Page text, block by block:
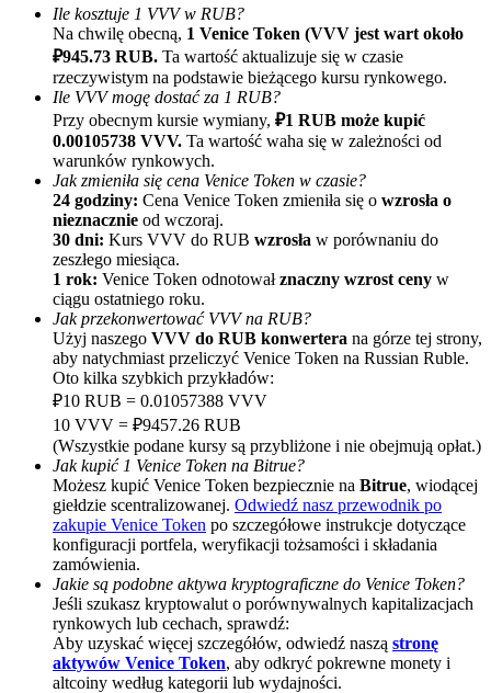
Polecaj
Zaproś przyjaciela, aby otrzymać nagrody pieniężne
BTC Welcome Rewards
BTC Welcome Rewards
Deposit & Trade BTC to Share 25000 USDT prize pool!
Deposit CASHCAT & Win
Share 500000 CASHCAT prize pool
Exclusive for BitMart Users
Register & Trade to Win 500,000 USDT
Ile kosztuje 1 VVV w RUB?
Na chwilę obecną, 1 Venice Token (VVV jest wart około
₽945.73 RUB. Ta wartość aktualizuje się w czasie
rzeczywistym na podstawie bieżącego kursu rynkowego.
Ile VVV mogę dostać za 1 RUB?
Przy obecnym kursie wymiany, ₽1 RUB może kupić
0.00105738 VVV. Ta wartość waha się w zależności od
warunków rynkowych.
Jak zmieniła się cena Venice Token w czasie?
24 godziny: Cena Venice Token zmieniła się o wzrosła o
nieznacznie od wczoraj.
30 dni: Kurs VVV do RUB wzrosła w porównaniu do
zeszłego miesiąca.
1 rok: Venice Token odnotowałznaczny wzrost ceny w
ciągu ostatniego roku.
Jak przekonwertować VVV na RUB?
Użyj naszego VVV do RUB konwertera na górze tej strony,
aby natychmiast przeliczyć Venice Token na Russian Ruble.
Oto kilka szybkich przykładów:
₽10 RUB = 0.01057388 VVV
10 VVV = ₽9457.26 RUB
(Wszystkie podane kursy są przybliżone i nie obejmują opłat.)
Jak kupić 1 Venice Token na Bitrue?
Możesz kupić Venice Token bezpiecznie na Bitrue, wiodącej
giełdzie scentralizowanej. Odwiedź nasz przewodnik po
zakupie Venice Token po szczegółowe instrukcje dotyczące
konfiguracji portfela, weryfikacji tożsamości i składania
zamówienia.
Jakie są podobne aktywa kryptograficzne do Venice Token?
Jeśli szukasz kryptowalut o porównywalnych kapitalizacjach
rynkowych lub cechach, sprawdź:
Aby uzyskać więcej szczegółów, odwiedź naszą stronę
aktywów Venice Token, aby odkryć pokrewne monety i
altcoiny według kategorii lub wydajności.